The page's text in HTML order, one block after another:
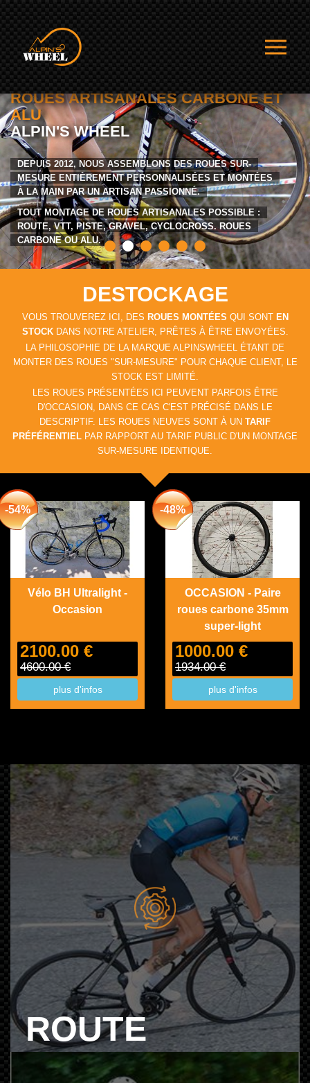
ROUES ARTISANALES CARBONE ET
ALU
ALPIN'S WHEEL
DEPUIS 2012, NOUS ASSEMBLONS DES ROUES SUR-
MESURE ENTIÈREMENT PERSONNALISÉES ET MONTÉES
À LA MAIN PAR UN ARTISAN PASSIONNÉ.
TOUT MONTAGE DE ROUES ARTISANALES POSSIBLE :
ROUTE, VTT, PISTE, GRAVEL, CYCLOCROSS. ROUES
CARBONE OU ALU.
DESTOCKAGE
VOUS TROUVEREZ ICI, DES ROUES MONTÉES QUI SONT EN
STOCK DANS NOTRE ATELIER, PRÊTES À ÊTRE ENVOYÉES.
LA PHILOSOPHIE DE LA MARQUE ALPINSWHEEL ÉTANT DE
MONTER DES ROUES "SUR-MESURE" POUR CHAQUE CLIENT, LE
STOCK EST LIMITÉ.
LES ROUES PRÉSENTÉES ICI PEUVENT PARFOIS ÊTRE
D'OCCASION, DANS CE CAS C'EST PRÉCISÉ DANS LE
DESCRIPTIF. LES ROUES NEUVES SONT À UN TARIF
PRÉFÉRENTIEL PAR RAPPORT AU TARIF PUBLIC D'UN MONTAGE
SUR-MESURE IDENTIQUE.
-54%
Vélo BH Ultralight -
Occasion
2100.00 €
4600.00 €
plus d'infos
-48%
OCCASION - Paire
roues carbone 35mm
super-light
1000.00 €
1934.00 €
plus d'infos
ROUTE